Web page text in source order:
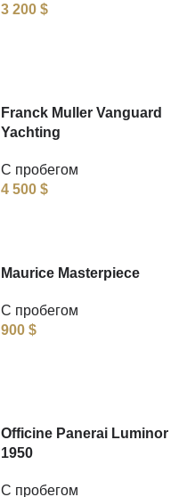
3 200 $
Franck Muller Vanguard
Yachting
С пробегом
4 500 $
Maurice Masterpiece
С пробегом
900 $
Officine Panerai Luminor
1950
С пробегом